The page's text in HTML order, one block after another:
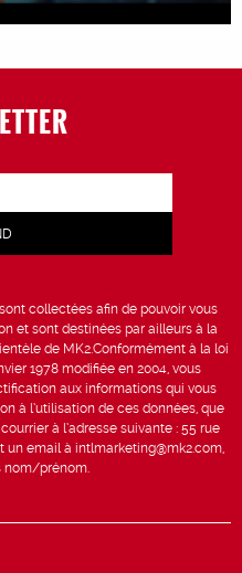
collectées afin de pouvoir vous
et sont destinées par ailleurs à la
de MK2.Conformément à la loi
1978 modifiée en 2004, vous
aux informations qui vous
à l’utilisation de ces données, que
à l’adresse suivante : 55 rue
un email à intlmarketing@mk2.com,
nom/prénom.